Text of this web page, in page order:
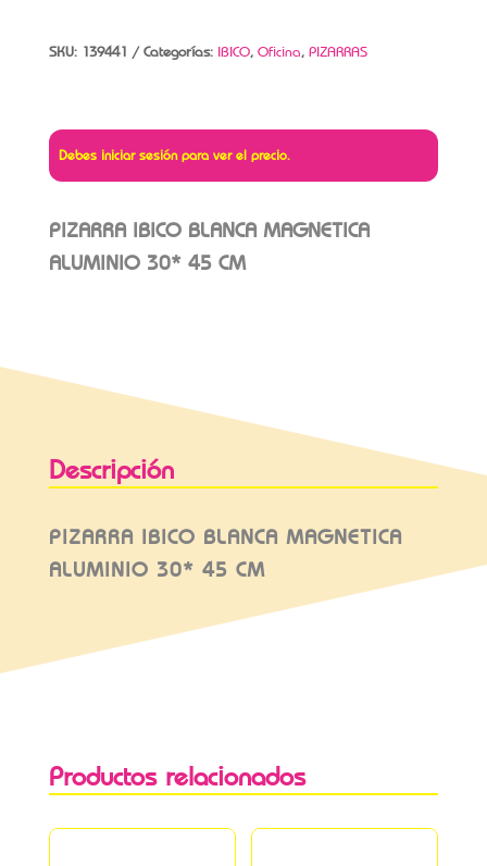
SKU: 139441 Categorías: IBICO, Oficina, PIZARRAS
Debes iniciar sesión para ver el precio.
PIZARRA IBICO BLANCA MAGNETICA
ALUMINIO 30* 45 CM
Descripción
PIZARRA IBICO BLANCA MAGNETICA
ALUMINIO 30* 45 CM
Productos relacionados